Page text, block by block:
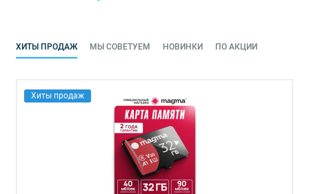
ХИТЫ ПРОДАЖ МЫ СОВЕТУЕМ НОВИНКИ ПО АКЦИИ
Хиты продаж